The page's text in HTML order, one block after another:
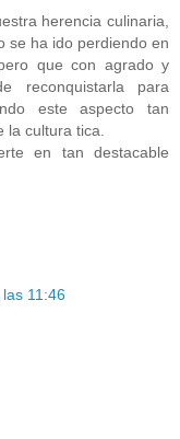
herencia culinaria,
se ha ido perdiendo en
que con agrado y
reconquistarla para
este aspecto tan
cultura tica.
en tan destacable
11:46